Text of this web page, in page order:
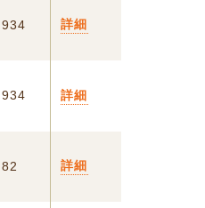
934 詳細
934 詳細
82 詳細